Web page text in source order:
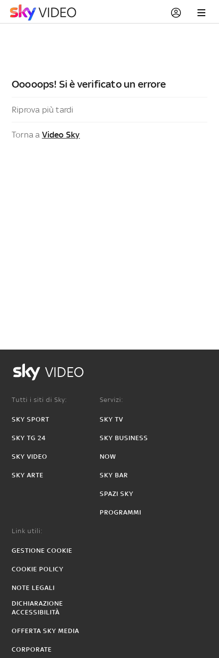
Ooooops! Si è verificato un errore
Riprova più tardi
Torna a Video Sky
VIDEO
Tutti i siti di Sky:
SKY SPORT
SKY TG 24
SKY VIDEO
SKY ARTE
Servizi:
SKY TV
SKY BUSINESS
NOW
SKY BAR
SPAZI SKY
PROGRAMMI
Link utili:
GESTIONE COOKIE
COOKIE POLICY
NOTE LEGALI
DICHIARAZIONE
ACCESSIBILITÀ
OFFERTA SKY MEDIA
CORPORATE